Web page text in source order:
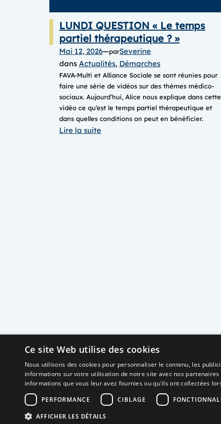
LUNDI QUESTION « Le temps
partiel thérapeutique ? »
Mai 12, 2026—parSeverine
dans Actualités, Démarches
FAVA-Multi et Alliance Sociale se sont réunies pour
faire une série de vidéos sur des thèmes médico-
sociaux. Aujourd’hui, Alice nous explique dans cette
vidéo ce qu’est le temps partiel thérapeutique et
dans quelles conditions on peut en bénéficier.
Lire la suite:
Ce site Web utilise des cookies
Nous utilisons des cookies pour personnaliser le contenu, les
informations sur votre utilisation de notre site avec nos
informations que vous leur avez fournies ou qu'ils ont collectées
PERFORMANCE
CIBLAGE
AFFICHER LES DÉTAILS